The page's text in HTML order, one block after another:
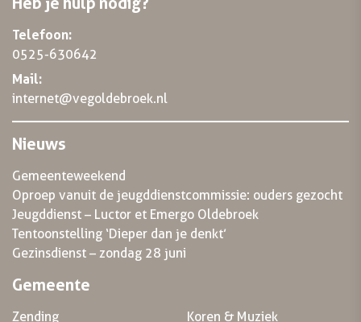
Telefoon:
0525-630642
Mail:
internet@vegoldebroek.nl
Nieuws
Gemeenteweekend
Oproep vanuit de jeugddienstcommissie: ouders gezocht
Jeugddienst – Luctor et Emergo Oldebroek
Tentoonstelling ‘Dieper dan je denkt’
Gezinsdienst – zondag 28 juni
Gemeente
Zending Koren & Muziek